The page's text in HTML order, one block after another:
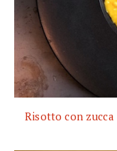
Risotto con